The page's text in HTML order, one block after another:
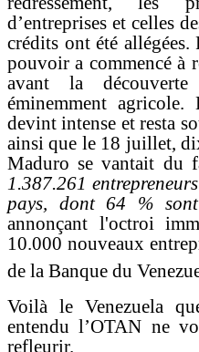
d’entreprises et celles
crédits ont été
pouvoir a commencé à
avant la
éminemment agricole.
devint intense et resta
ainsi que le 18 juillet,
Maduro se vantait du
1.387.261
pays, dont 64 % sont
annonçant l'octroi
10.000 nouveaux
de la Banque du
Voilà le Venezuela
entendu l’OTAN ne
refleurir.